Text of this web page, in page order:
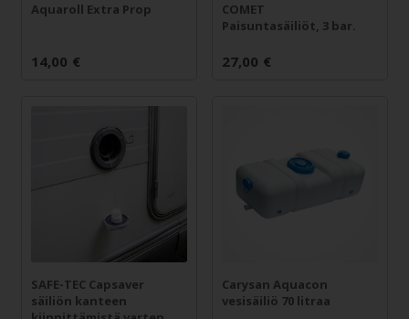
Aquaroll Extra Prop
14,00 €
COMET
Paisuntasäiliöt, 3 bar.
27,00 €
SAFE-TEC Capsaver
säiliön kanteen
Carysan Aquacon
vesisäiliö 70 litraa